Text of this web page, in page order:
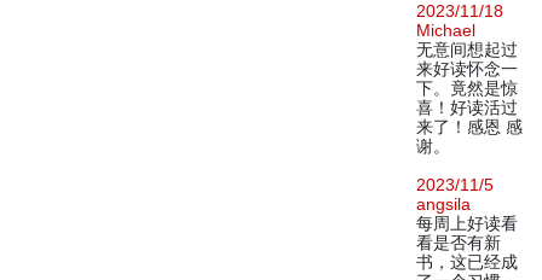
2023/11/18
Michael
无意间想起过
来好读怀念一
下。竟然是惊
喜！好读活过
来了！感恩 感
谢。
2023/11/5
angsila
每周上好读看
看是否有新
书，这已经成